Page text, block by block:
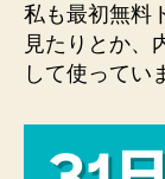
私も最初無料
見たりとか、
して使ってい